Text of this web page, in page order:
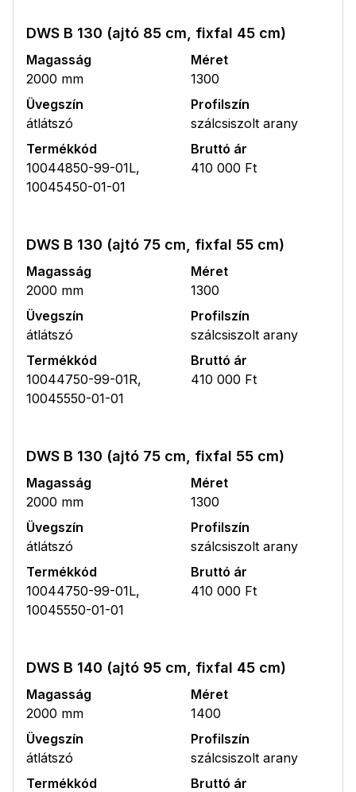
DWS B 130 (ajtó 85 cm, fixfal 45 cm)
Magasság
2000 mm
Méret
1300
Üvegszín
átlátszó
Profilszín
szálcsiszolt arany
Termékkód
10044850-99-01L,
10045450-01-01
Bruttó ár
410 000 Ft
DWS B 130 (ajtó 75 cm, fixfal 55 cm)
Magasság
2000 mm
Méret
1300
Üvegszín
átlátszó
Profilszín
szálcsiszolt arany
Termékkód
10044750-99-01R,
10045550-01-01
Bruttó ár
410 000 Ft
DWS B 130 (ajtó 75 cm, fixfal 55 cm)
Magasság
2000 mm
Méret
1300
Üvegszín
átlátszó
Profilszín
szálcsiszolt arany
Termékkód
10044750-99-01L,
10045550-01-01
Bruttó ár
410 000 Ft
DWS B 140 (ajtó 95 cm, fixfal 45 cm)
Magasság
2000 mm
Méret
1400
Üvegszín
átlátszó
Profilszín
szálcsiszolt arany
Termékkód
Bruttó ár